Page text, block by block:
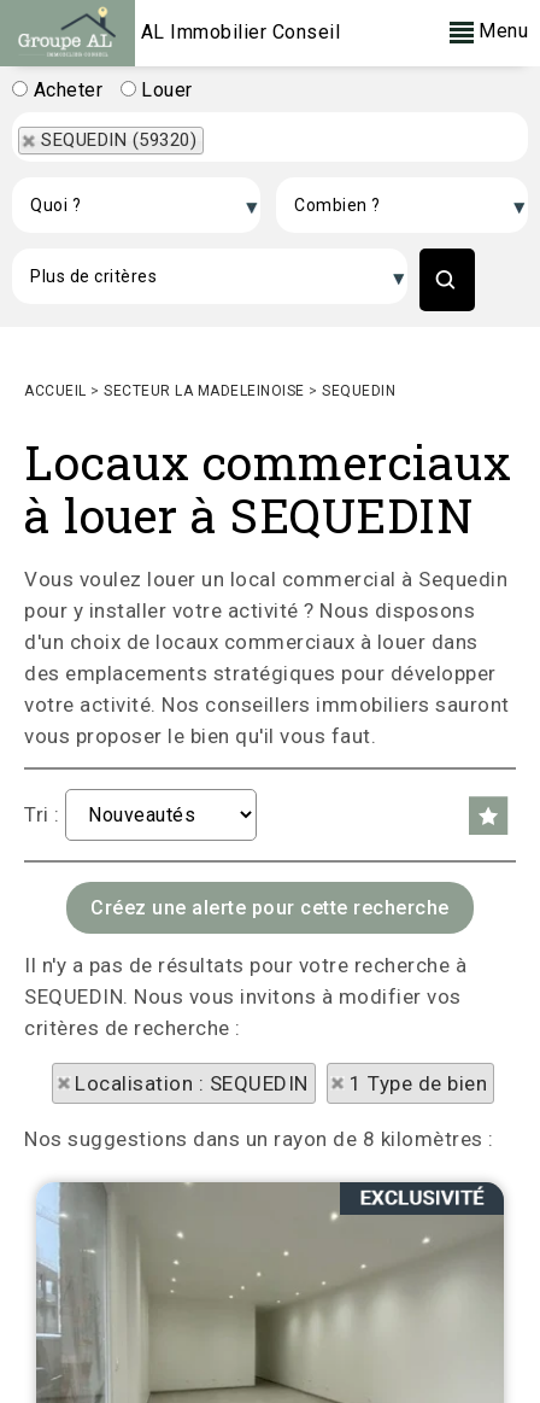
AL Immobilier Conseil Menu
Acheter Louer
SEQUEDIN (59320)
ACCUEIL > SECTEUR LA MADELEINOISE > SEQUEDIN
Locaux commerciaux
à louer à SEQUEDIN
Vous voulez louer un local commercial à Sequedin
pour y installer votre activité ? Nous disposons
d'un choix de locaux commerciaux à louer dans
des emplacements stratégiques pour développer
votre activité. Nos conseillers immobiliers sauront
vous proposer le bien qu'il vous faut.
Tri :
Il n'y a pas de résultats pour votre recherche à
SEQUEDIN. Nous vous invitons à modifier vos
critères de recherche :
Localisation : SEQUEDIN 1 Type de bien
Nos suggestions dans un rayon de 8 kilomètres :